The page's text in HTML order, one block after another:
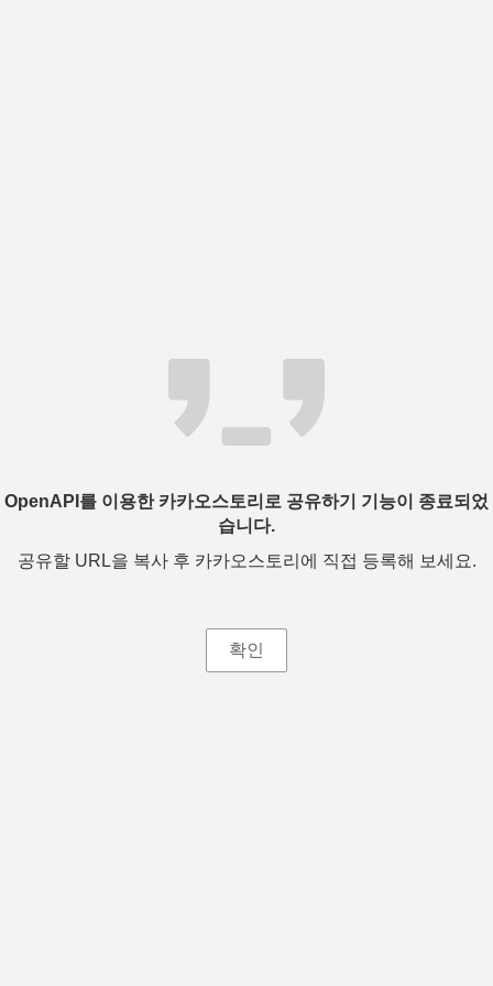
OpenAPI를 이용한 카카오스토리로 공유하기 기능이 종료되었
습니다.
공유할 URL을 복사 후 카카오스토리에 직접 등록해 보세요.
확인